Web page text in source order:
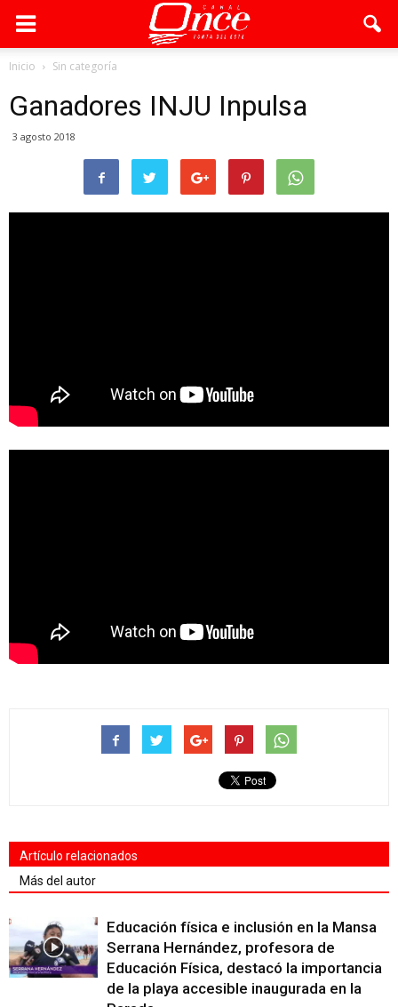
Inicio Sin categoría
Ganadores INJU Inpulsa
3 agosto 2018
Artículo relacionados
Más del autor
Educación física e inclusión en la Mansa
Serrana Hernández, profesora de
Educación Física, destacó la importancia
de la playa accesible inaugurada en la